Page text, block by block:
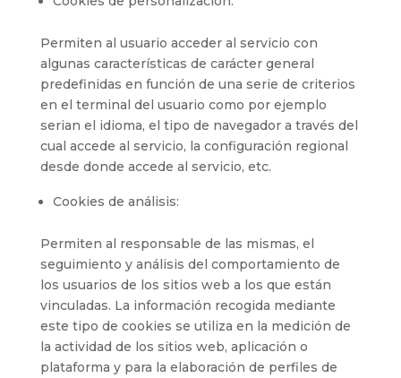
Permiten al usuario acceder al servicio con
algunas características de carácter general
predefinidas en función de una serie de criterios
en el terminal del usuario como por ejemplo
serian el idioma, el tipo de navegador a través del
cual accede al servicio, la configuración regional
desde donde accede al servicio, etc.
Cookies de análisis:
Permiten al responsable de las mismas, el
seguimiento y análisis del comportamiento de
los usuarios de los sitios web a los que están
vinculadas. La información recogida mediante
este tipo de cookies se utiliza en la medición de
la actividad de los sitios web, aplicación o
plataforma y para la elaboración de perfiles de